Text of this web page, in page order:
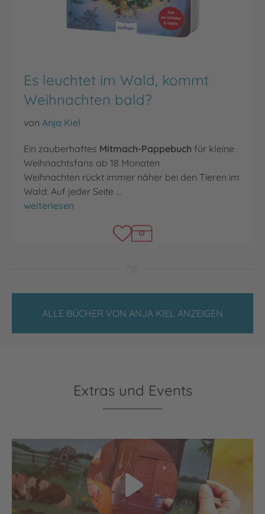
Es leuchtet im Wald, kommt
Weihnachten bald?
von Anja Kiel
Ein zauberhaftes Mitmach-Pappebuch für kleine
Weihnachtsfans ab 18 Monaten
Weihnachten rückt immer näher bei den Tieren im
Wald: Auf jeder Seite …
Es leuchtet im Wald, kommt Weihnachten bald?
weiterlesen
ALLE BÜCHER VON ANJA KIEL ANZEIGEN
Extras und Events
Video abspielen